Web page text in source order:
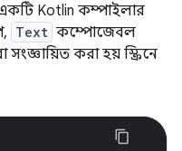
Kotlin কম্পাইলার
Text কম্পোজেবল
সংজ্ঞায়িত করা হয় স্ক্রিনে